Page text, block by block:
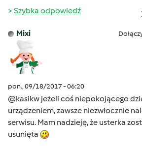
Szybka odpowiedź
Mixi
pon., 09/18/2017 - 06:20
@kasikw jeżeli coś niepokojącego
urządzeniem, zawsze niezwłocznie
serwisu. Mam nadzieję, że usterka
usunięta